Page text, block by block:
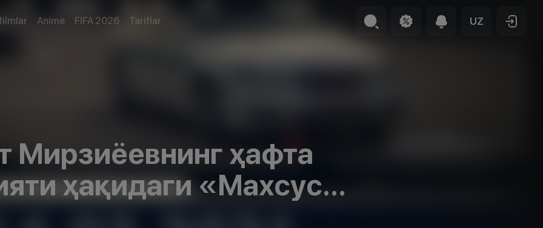
Anime FIFA 2026 Tariflar UZ
Мирзиёевнинг ҳафта
ҳақидаги «Махсус
(14.03.2021)